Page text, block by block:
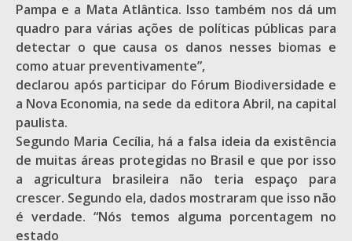
Pampa e a Mata Atlântica. Isso também nos dá um
quadro para várias ações de políticas públicas para
detectar o que causa os danos nesses biomas e
como atuar preventivamente”,
declarou após participar do Fórum Biodiversidade e
a Nova Economia, na sede da editora Abril, na capital
paulista.
Segundo Maria Cecília, há a falsa ideia da existência
de muitas áreas protegidas no Brasil e que por isso
a agricultura brasileira não teria espaço para
crescer. Segundo ela, dados mostraram que isso não
é verdade. “Nós temos alguma porcentagem no
estado